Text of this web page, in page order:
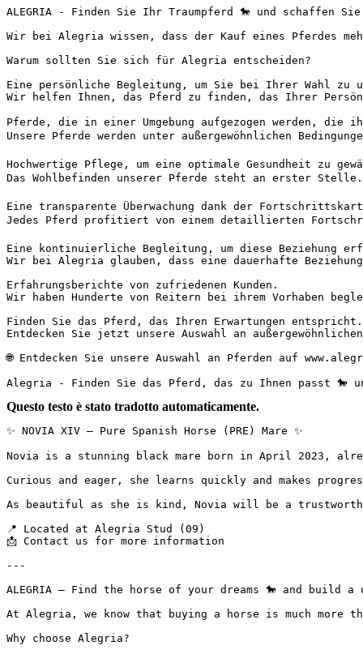
ALEGRIA - Finden Sie Ihr Traumpferd 🐎 und schaffen
Wir bei Alegria wissen, dass der Kauf eines Pferdes
Warum sollten Sie sich für Alegria entscheiden?
Eine persönliche Begleitung, um Sie bei Ihrer Wahl zu
Wir helfen Ihnen, das Pferd zu finden, das Ihrer
Pferde, die in einer Umgebung aufgezogen werden, die
Unsere Pferde werden unter außergewöhnlichen
Hochwertige Pflege, um eine optimale Gesundheit zu
Das Wohlbefinden unserer Pferde steht an erster
Eine transparente Überwachung dank der
Jedes Pferd profitiert von einem detaillierten
Eine kontinuierliche Begleitung, um diese Beziehung
Wir bei Alegria glauben, dass eine dauerhafte
Erfahrungsberichte von zufriedenen Kunden.
Wir haben Hunderte von Reitern bei ihrem Vorhaben
Finden Sie das Pferd, das Ihren Erwartungen entspricht.
Entdecken Sie jetzt unsere Auswahl an
🌐 Entdecken Sie unsere Auswahl an Pferden auf
Alegria - Finden Sie das Pferd, das zu Ihnen passt 🐎
Questo testo è stato tradotto automaticamente.
✨ NOVIA XIV – Pure Spanish Horse (PRE) Mare ✨
Novia is a stunning black mare born in April 2023,
Curious and eager, she learns quickly and makes
As beautiful as she is kind, Novia will be a
📍 Located at Alegria Stud (09)
📩 Contact us for more information
---
ALEGRIA – Find the horse of your dreams 🐎 and
At Alegria, we know that buying a horse is much
Why choose Alegria?